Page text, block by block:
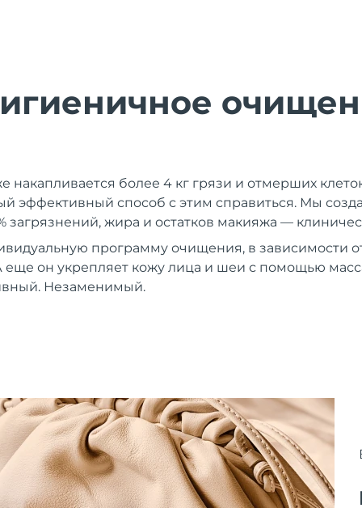
накапливается более 4 кг грязи и отмерших
эффективный способ с этим справиться. Мы
загрязнений, жира и остатков макияжа —
программу очищения, в зависимости
он укрепляет кожу лица и шеи с помощью
Незаменимый.